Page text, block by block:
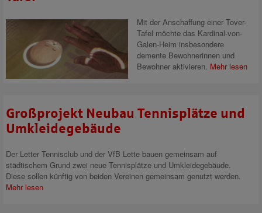
Mit der Anschaffung einer Tover-
Tafel möchte das Kardinal-von-
Galen-Heim insbesondere
demente Bewohnerinnen und
Bewohner aktivieren. Mehr lesen
Großprojekt Neubau Tennisplätze und
Umkleidegebäude
Der Letter Tennisclub und der VfB Lette bauen gemeinsam auf
städtischem Grund zwei neue Tennisplätze und Umkleidegebäude.
Diese sollen künftig von beiden Vereinen gemeinsam genutzt werden.
Mehr lesen